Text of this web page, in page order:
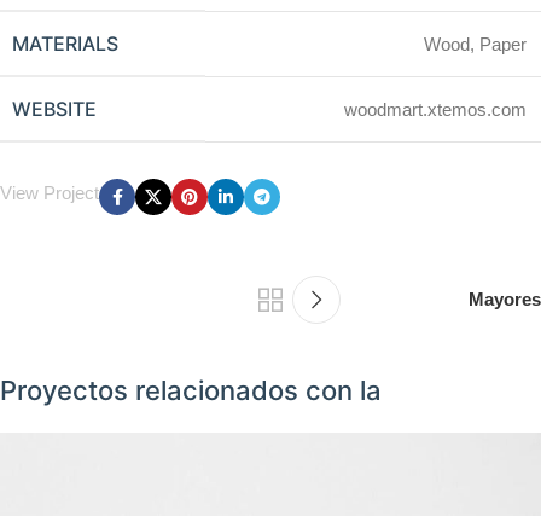
MATERIALS Wood, Paper
WEBSITE woodmart.xtemos.com
View Project
Mayores
Proyectos relacionados con la